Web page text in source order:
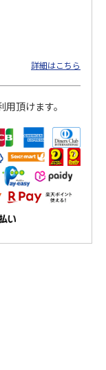
詳細はこちら
頂けます。